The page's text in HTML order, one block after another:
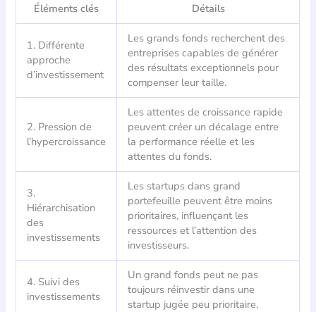
Éléments clés Détails
1. Différente
approche
d’investissement
Les grands fonds recherchent des
entreprises capables de générer
des résultats exceptionnels pour
compenser leur taille.
2. Pression de
l’hypercroissance
Les attentes de croissance rapide
peuvent créer un décalage entre
la performance réelle et les
attentes du fonds.
3.
Hiérarchisation
des
investissements
Les startups dans grand
portefeuille peuvent être moins
prioritaires, influençant les
ressources et l’attention des
investisseurs.
4. Suivi des
investissements
Un grand fonds peut ne pas
toujours réinvestir dans une
startup jugée peu prioritaire.